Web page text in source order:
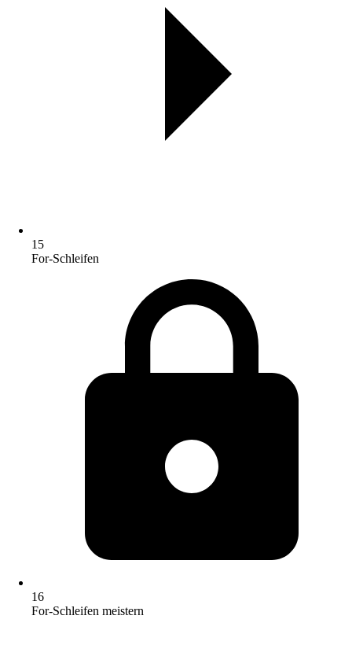
15
For-Schleifen
16
For-Schleifen meistern